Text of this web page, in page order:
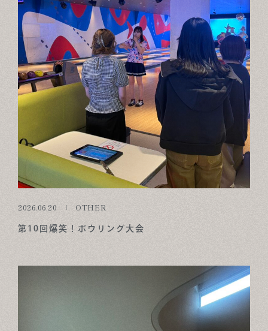
2026.06.20 OTHER
第10回爆笑！ボウリング大会